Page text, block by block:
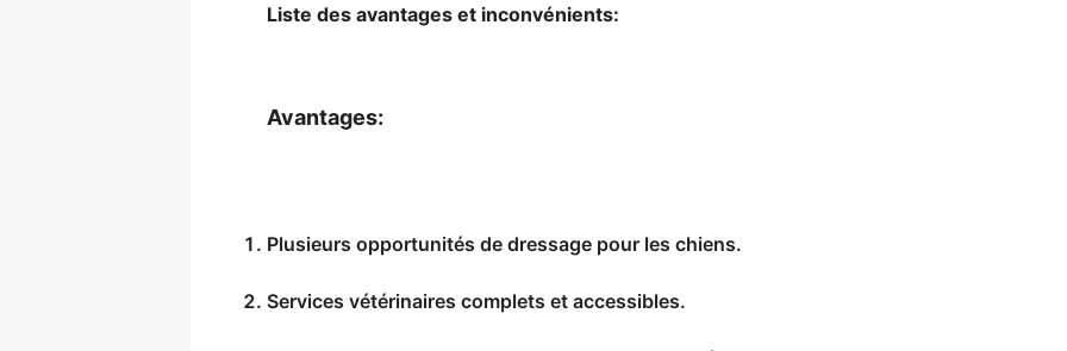
Liste des avantages et inconvénients:
Avantages:
Plusieurs opportunités de dressage pour les chiens.
Services vétérinaires complets et accessibles.